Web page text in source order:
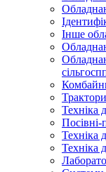
Інше
Трактори
Техніка
Техніка
Техніка